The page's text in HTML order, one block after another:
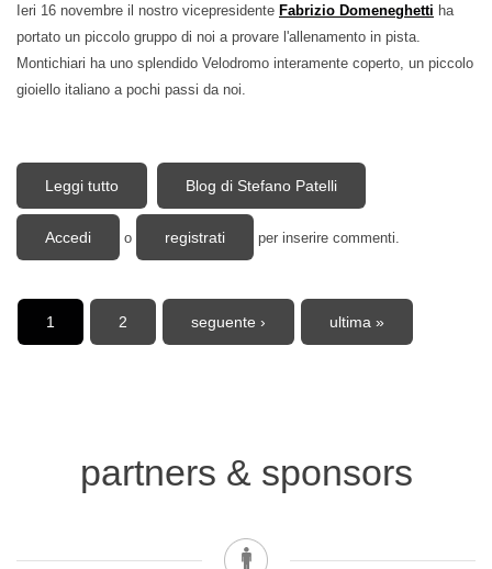
Ieri 16 novembre il nostro vicepresidente Fabrizio Domeneghetti ha
portato un piccolo gruppo di noi a provare l'allenamento in pista.
Montichiari ha uno splendido Velodromo interamente coperto, un piccolo
gioiello italiano a pochi passi da noi.
Leggi tutto su Allenamento Triathlon al Velodromo di
Montichiari
Blog di Stefano Patelli
Accedi o registrati per inserire commenti.
1 2 seguente › ultima »
partners & sponsors